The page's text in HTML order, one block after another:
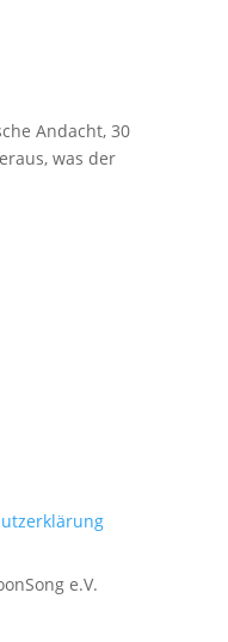
Andacht, 30
was der
e.V.